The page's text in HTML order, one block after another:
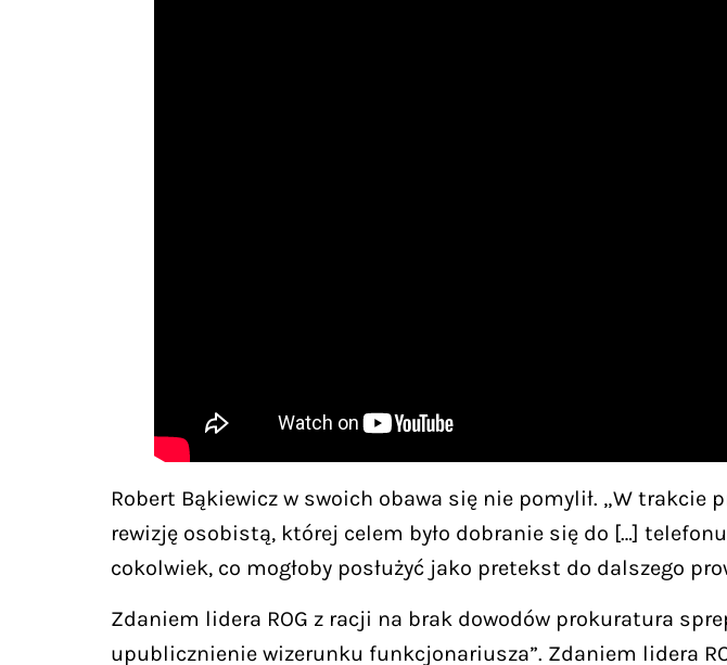
Robert Bąkiewicz w swoich obawa się nie pomylił. „W
rewizję osobistą, której celem było dobranie się do […]
cokolwiek, co mogłoby posłużyć jako pretekst do dalszego
Zdaniem lidera ROG z racji na brak dowodów prokuratura
upublicznienie wizerunku funkcjonariusza”. Zdaniem lidera